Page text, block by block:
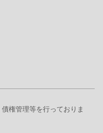
権管理等を行っておりま